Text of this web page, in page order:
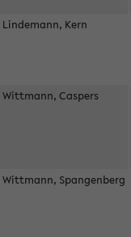
Lindemann, Kern
Wittmann, Caspers
Wittmann, Spangenberg